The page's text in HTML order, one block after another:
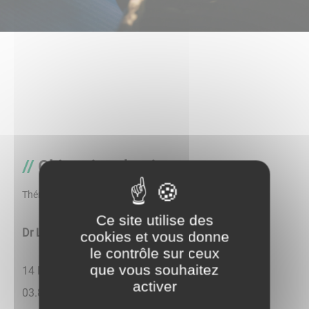
Chirurgien-dentiste
Thématique
Dr Ludovic GATOUILLAT - Chirurgien dentiste
14 Place du Colonel Georges Bonnerue - Tél.
03.86.47.09.30 - cabinet.gatouillat@orange.fr
Ce site utilise des
cookies et vous donne
le contrôle sur ceux
que vous souhaitez
activer